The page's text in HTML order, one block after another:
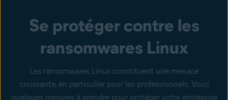
Se protéger contre les
ransomwares Linux
Les ransomwares Linux constituent une menace
croissante, en particulier pour les professionnels. Voici
quelques mesures à prendre pour protéger votre entreprise